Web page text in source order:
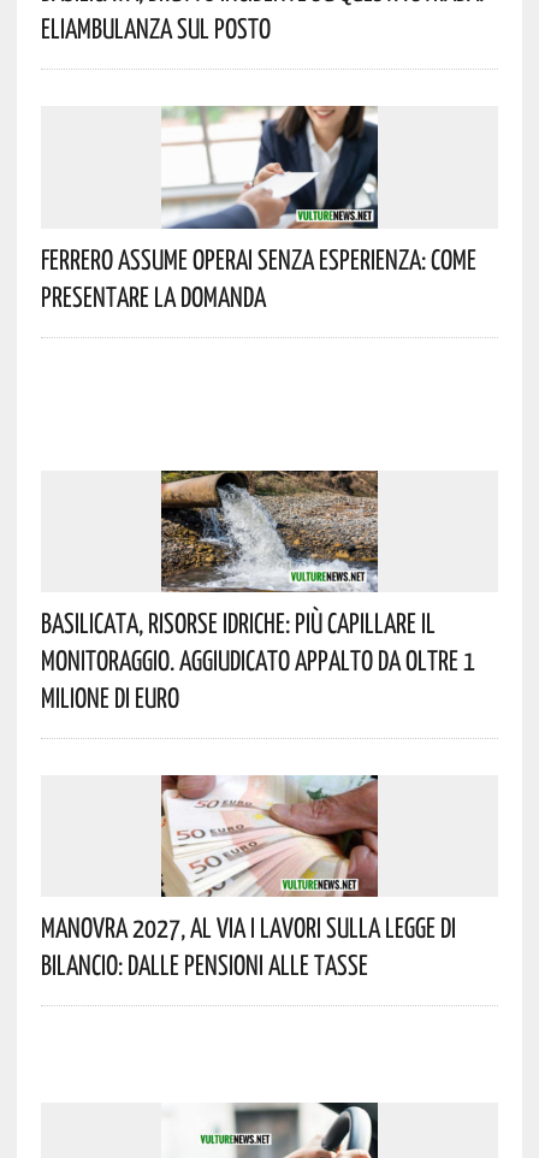
Eliambulanza Sul Posto
Ferrero Assume Operai Senza Esperienza: Come
Presentare La Domanda
Basilicata, Risorse Idriche: Più Capillare Il
Monitoraggio. Aggiudicato Appalto Da Oltre 1
Milione Di Euro
Manovra 2027, Al Via I Lavori Sulla Legge Di
Bilancio: Dalle Pensioni Alle Tasse